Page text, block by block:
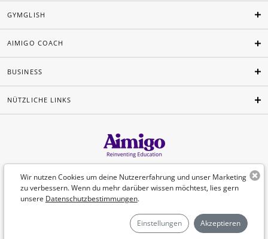
Wir nutzen Cookies um deine Nutzererfahrung und unser Marketing
zu verbessern. Wenn du mehr darüber wissen möchtest, lies gern
unsere Datenschutzbestimmungen.
Einstellungen Akzeptieren
GYMGLISH
AIMIGO COACH
BUSINESS
NÜTZLICHE LINKS
Deutsch
©Aimigo 2026